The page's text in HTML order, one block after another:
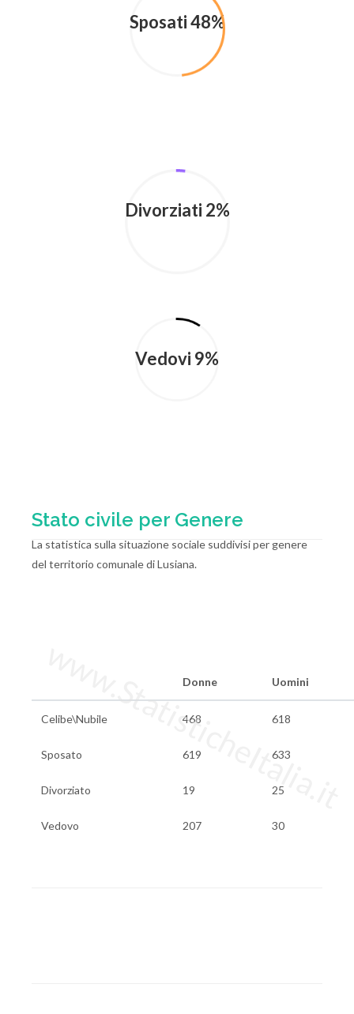
Sposati 48%
Divorziati 2%
Vedovi 9%
Stato civile per Genere
La statistica sulla situazione sociale suddivisi per genere
del territorio comunale di Lusiana.
Donne Uomini
Celibe\Nubile 468 618
Sposato 619 633
Divorziato 19 25
Vedovo 207 30
www.StatisticheItalia.it